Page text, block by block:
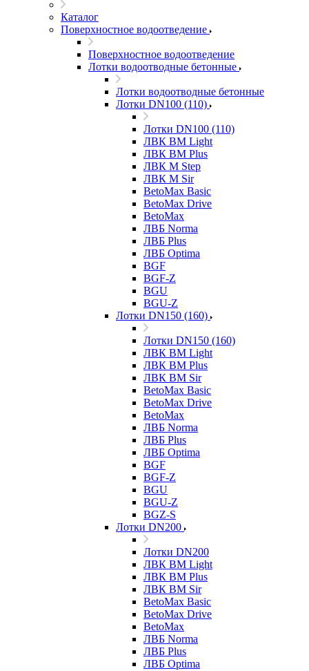
Каталог
Поверхностное водоотведение
Поверхностное водоотведение
Лотки водоотводные бетонные
Лотки водоотводные бетонные
Лотки DN100 (110)
Лотки DN100 (110)
ЛВК ВМ Light
ЛВК ВМ Plus
ЛВК М Step
ЛВК М Sir
BetoMax Basic
BetoMax Drive
BetoMax
ЛВБ Norma
ЛВБ Plus
ЛВБ Optima
BGF
BGF-Z
BGU
BGU-Z
Лотки DN150 (160)
Лотки DN150 (160)
ЛВК ВМ Light
ЛВК ВМ Plus
ЛВК ВМ Sir
BetoMax Basic
BetoMax Drive
BetoMax
ЛВБ Norma
ЛВБ Plus
ЛВБ Optima
BGF
BGF-Z
BGU
BGU-Z
BGZ-S
Лотки DN200
Лотки DN200
ЛВК ВМ Light
ЛВК ВМ Plus
ЛВК ВМ Sir
BetoMax Basic
BetoMax Drive
BetoMax
ЛВБ Norma
ЛВБ Plus
ЛВБ Optima